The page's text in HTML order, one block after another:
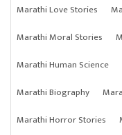
Marathi Love Stories
Marathi Moral Stories
Marathi Human Science
Marathi Biography
Marathi Horror Stories